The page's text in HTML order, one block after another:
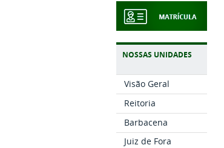
NOSSAS UNIDADES
Visão Geral
Reitoria
Barbacena
Juiz de Fora